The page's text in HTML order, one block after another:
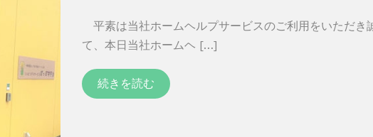
平素は当社ホームヘルプサービスのご利用をいただ
て、本日当社ホームヘ […]
続きを読む